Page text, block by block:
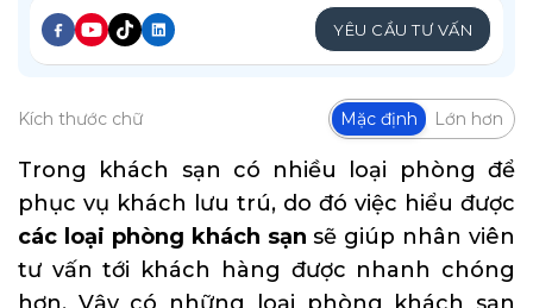
YÊU CẦU TƯ VẤN
Kích thước chữ Mặc định Lớn hơn
Trong khách sạn có nhiều loại phòng để
phục vụ khách lưu trú, do đó việc hiểu được
các loại phòng khách sạn sẽ giúp nhân viên
tư vấn tới khách hàng được nhanh chóng